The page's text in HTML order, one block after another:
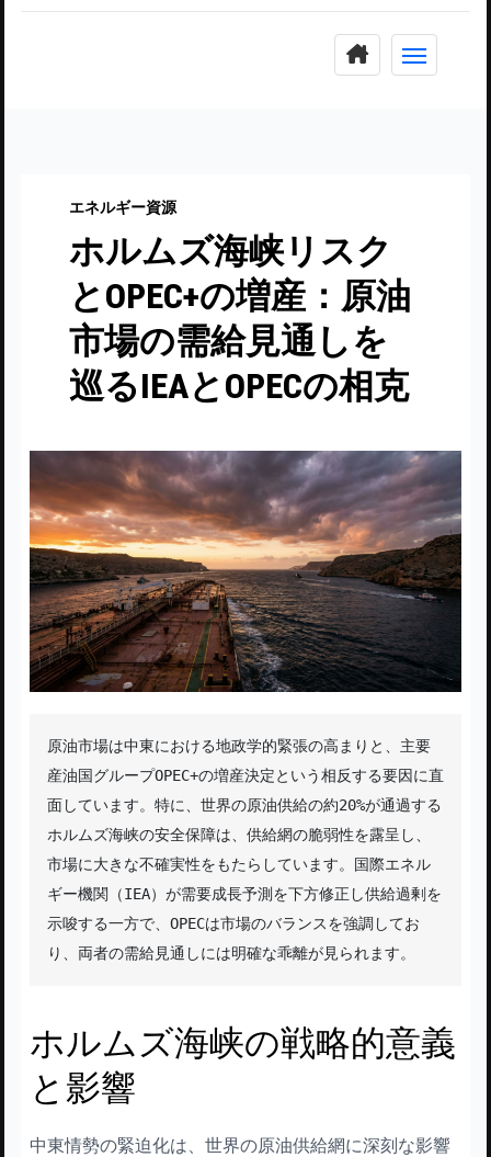
エネルギー資源
ホルムズ海峡リスク
とOPEC+の増産：原油
市場の需給見通しを
巡るIEAとOPECの相克
原油市場は中東における地政学的緊張の高まりと、主要
産油国グループOPEC+の増産決定という相反する要因に直
面しています。特に、世界の原油供給の約20%が通過する
ホルムズ海峡の安全保障は、供給網の脆弱性を露呈し、
市場に大きな不確実性をもたらしています。国際エネル
ギー機関（IEA）が需要成長予測を下方修正し供給過剰を
示唆する一方で、OPECは市場のバランスを強調してお
り、両者の需給見通しには明確な乖離が見られます。
ホルムズ海峡の戦略的意義
と影響
中東情勢の緊迫化は、世界の原油供給網に深刻な影響